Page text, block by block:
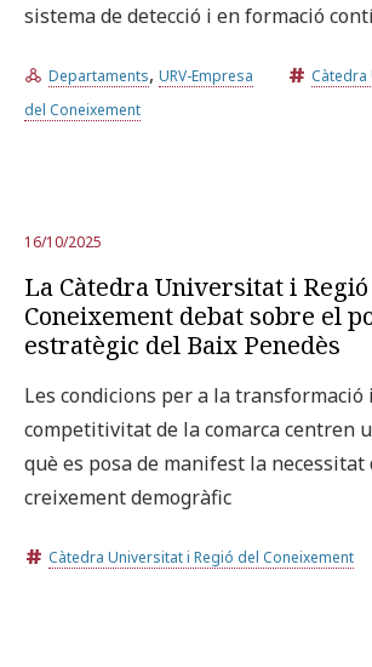
sistema de detecció i en formació
Departaments, URV-Empresa
Càtedra
del Coneixement
16/10/2025
La Càtedra Universitat i
Coneixement debat sobre el
estratègic del Baix Penedès
Les condicions per a la transformació
competitivitat de la comarca centren
què es posa de manifest la
creixement demogràfic
Càtedra Universitat i Regió del Coneixement